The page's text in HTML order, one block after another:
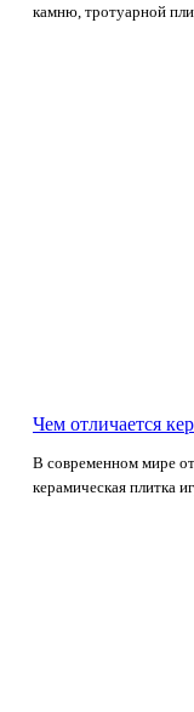
камню, тротуарной
Чем отличается
В современном мире
керамическая плитка